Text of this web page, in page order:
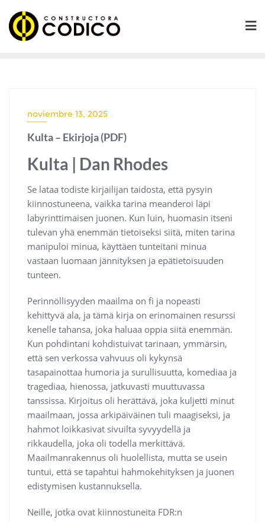
contenido
noviembre 13, 2025
Kulta – Ekirjoja (PDF)
Kulta | Dan Rhodes
Se lataa todiste kirjailijan taidosta, että pysyin
kiinnostuneena, vaikka tarina meanderoi läpi
labyrinttimaisen juonen. Kun luin, huomasin itseni
tulevan yhä enemmän tietoiseksi siitä, miten tarina
manipuloi minua, käyttäen tunteitani minua
vastaan luomaan jännityksen ja epätietoisuuden
tunteen.
Perinnöllisyyden maailma on fi ja nopeasti
kehittyvä ala, ja tämä kirja on erinomainen resurssi
kenelle tahansa, joka haluaa oppia siitä enemmän.
Kun pohdintani kohdistuivat tarinaan, ymmärsin,
että sen verkossa vahvuus oli kykynsä
tasapainottaa humoria ja surullisuutta, komediaa ja
tragediaa, hienossa, jatkuvasti muuttuvassa
tanssissa. Kirjoitus oli herättävä, joka kuljetti minut
maailmaan, jossa arkipäiväinen tuli maagiseksi, ja
hahmot loikkasivat sivuilta syvyydellä ja
rikkaudella, joka oli todella merkittävä.
Maailmanrakennus oli huolellista, mutta se usein
tuntui, että se tapahtui hahmokehityksen ja juonen
edistymisen kustannuksella.
Neille, jotka ovat kiinnostuneita FDR:n